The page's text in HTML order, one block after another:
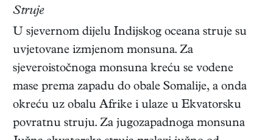
Struje
U sjevernom dijelu Indijskog oceana struje su
uvjetovane izmjenom monsuna. Za
sjeveroistočnoga monsuna kreću se vodene
mase prema zapadu do obale Somalije, a onda
okreću uz obalu Afrike i ulaze u Ekvatorsku
povratnu struju. Za jugozapadnoga monsuna